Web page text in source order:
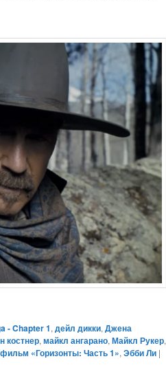
- Chapter 1,дейл дикки,Джена
костнер,майкл ангарано,Майкл Рукер,
фильм «Горизонты: Часть 1»,Эбби Ли |